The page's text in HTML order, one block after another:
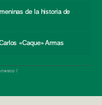
de la historia de
«Caque» Armas
|